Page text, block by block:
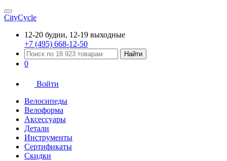
CityCycle
12-20 будни, 12-19 выходные
+7 (495) 668-12-50
Найти
0
Войти
Велосипеды
Велоформа
Аксессуары
Детали
Инструменты
Сертификаты
Скидки